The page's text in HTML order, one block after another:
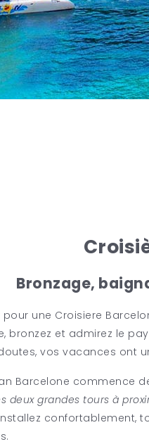
Bronzage,
une Croisiere
bronzez et admirez le
vos vacances ont
Barcelone commence
deux grandes tours à
confortablement,